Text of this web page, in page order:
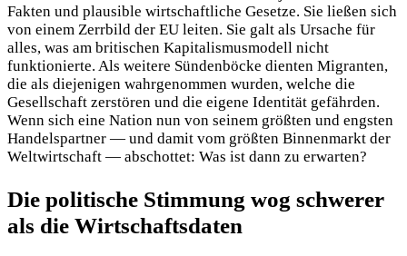
Fakten und plausible wirtschaftliche Gesetze. Sie ließen sich
von einem Zerrbild der EU leiten. Sie galt als Ursache für
alles, was am britischen Kapitalismusmodell nicht
funktionierte. Als weitere Sündenböcke dienten Migranten,
die als diejenigen wahrgenommen wurden, welche die
Gesellschaft zerstören und die eigene Identität gefährden.
Wenn sich eine Nation nun von seinem größten und engsten
Handelspartner — und damit vom größten Binnenmarkt der
Weltwirtschaft — abschottet: Was ist dann zu erwarten?
Die politische Stimmung wog schwerer
als die Wirtschaftsdaten